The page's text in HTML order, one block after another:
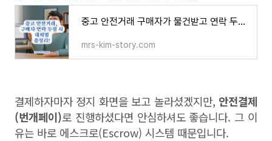
중고 안전거래 구매자가 물건받고 연락 두절 됐다면? 자동 정산 시점과 확인법!
mrs-kim-story.com
결제하자마자 정지 화면을 보고 놀라셨겠지만, 안전결제
(번개페이)로 진행하셨다면 안심하셔도 좋습니다. 그 이
유는 바로 에스크로(Escrow) 시스템 때문입니다.